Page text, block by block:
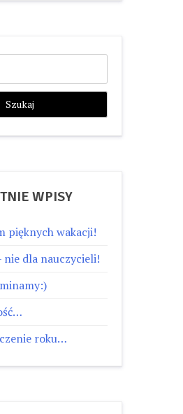
WPISY
pięknych wakacji!
nie dla nauczycieli!
roku…